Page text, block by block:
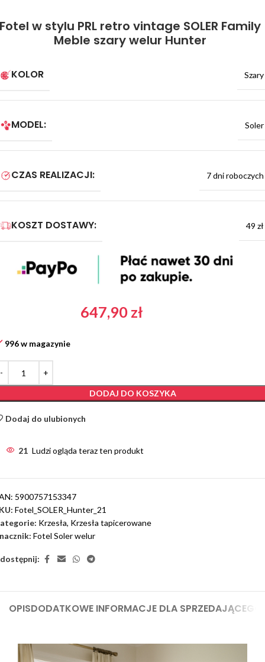
w stylu PRL retro vintage SOLER Family
Meble szary welur Hunter
KOLOR Szary
MODEL: Soler
CZAS REALIZACJI: 7 dni roboczych
KOSZT DOSTAWY: 49 zł
647,90 zł
996 w magazynie
DODAJ DO KOSZYKA
Dodaj do ulubionych
21 Ludzi ogląda teraz ten produkt
5900757153347
Fotel_SOLER_Hunter_21
Krzesła, Krzesła tapicerowane
Fotel Soler welur
OPISDODATKOWE INFORMACJE DLA SPRZEDAJĄCEGO